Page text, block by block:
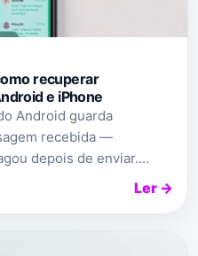
recuperar
e iPhone
Android guarda
recebida —
depois de enviar....
Ler →